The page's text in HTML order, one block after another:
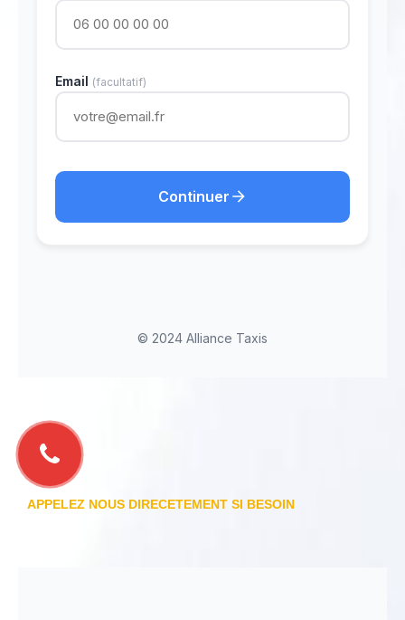
Email (facultatif)
Continuer
© 2024 Alliance Taxis
APPELEZ NOUS DIRECETEMENT SI BESOIN